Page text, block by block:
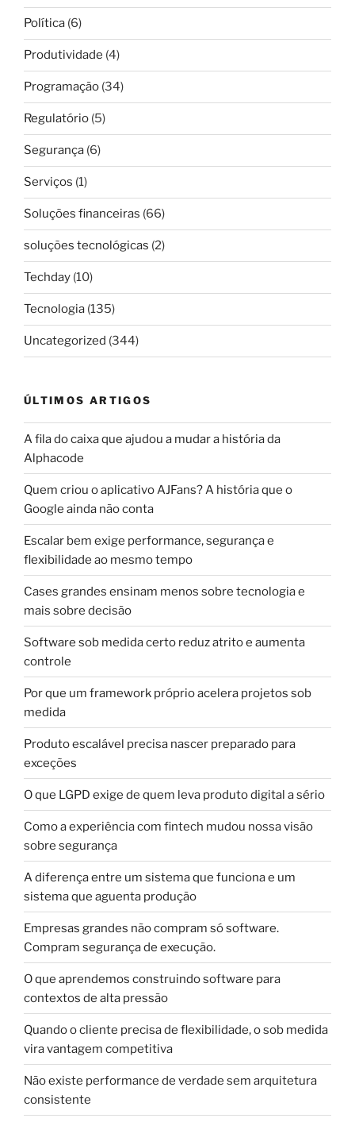
Política (6)
Produtividade (4)
Programação (34)
Regulatório (5)
Segurança (6)
Serviços (1)
Soluções financeiras (66)
soluções tecnológicas (2)
Techday (10)
Tecnologia (135)
Uncategorized (344)
ÚLTIMOS ARTIGOS
A fila do caixa que ajudou a mudar a história da
Alphacode
Quem criou o aplicativo AJFans? A história que o
Google ainda não conta
Escalar bem exige performance, segurança e
flexibilidade ao mesmo tempo
Cases grandes ensinam menos sobre tecnologia e
mais sobre decisão
Software sob medida certo reduz atrito e aumenta
controle
Por que um framework próprio acelera projetos sob
medida
Produto escalável precisa nascer preparado para
exceções
O que LGPD exige de quem leva produto digital a sério
Como a experiência com fintech mudou nossa visão
sobre segurança
A diferença entre um sistema que funciona e um
sistema que aguenta produção
Empresas grandes não compram só software.
Compram segurança de execução.
O que aprendemos construindo software para
contextos de alta pressão
Quando o cliente precisa de flexibilidade, o sob medida
vira vantagem competitiva
Não existe performance de verdade sem arquitetura
consistente